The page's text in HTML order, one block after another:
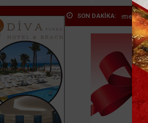
SON DAKİKA:
inş... Kemerin yeni simgesi: Henna